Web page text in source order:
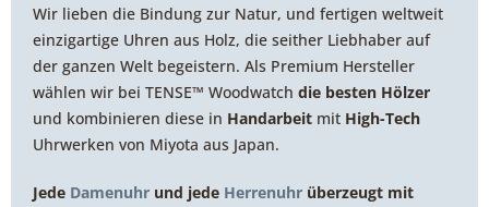
Wir lieben die Bindung zur Natur, und fertigen weltweit
einzigartige Uhren aus Holz, die seither Liebhaber auf
der ganzen Welt begeistern. Als Premium Hersteller
wählen wir bei TENSE™ Woodwatch die besten Hölzer
und kombinieren diese in Handarbeit mit High-Tech
Uhrwerken von Miyota aus Japan.
Jede Damenuhr und jede Herrenuhr überzeugt mit